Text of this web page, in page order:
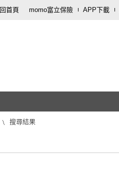
回首頁 momo富立保險 APP下載
搜尋結果